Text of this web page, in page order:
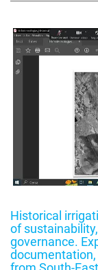
Historical
of
governance.